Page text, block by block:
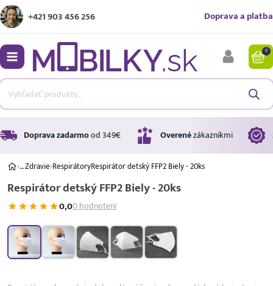
+421 903 456 256 Doprava a platba
0
Doprava zadarmood 349€ Overenézákazníkmi
›…Zdravie›RespirátoryRespirátor detský FFP2 Biely - 20ks
Respirátor detský FFP2 Biely - 20ks
0,00 hodnotení
Úrok
17,99 %
p.a.